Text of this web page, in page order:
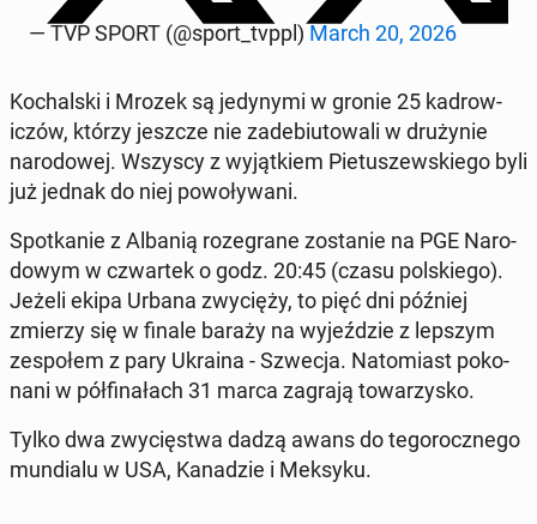
— TVP SPORT (@sport_tvppl) March 20, 2026
Kochal­s­ki i Mrozek są je­dyny­mi w gronie 25 kadrow­
iczów, którzy jeszcze nie zade­bi­u­towali w drużynie
nar­o­dowej. Wszyscy z wyjątkiem Pietuszewskiego byli
już jednak do niej powoły­wani.
Spotkanie z Albanią roze­grane zostanie na PGE Nar­o­
dowym w czwartek o godz. 20:45 (czasu pol­skiego).
Jeżeli ekipa Urbana zwycięży, to pięć dni później
zmierzy się w finale baraży na wyjeździe z lepszym
ze­społem z pary Ukraina - Szwecja. Nato­mi­ast poko­
nani w pół­fi­nałach 31 marca zagrają to­warzysko.
Tylko dwa zwycięst­wa dadzą awans do tegorocznego
mundi­alu w USA, Kanadzie i Meksyku.